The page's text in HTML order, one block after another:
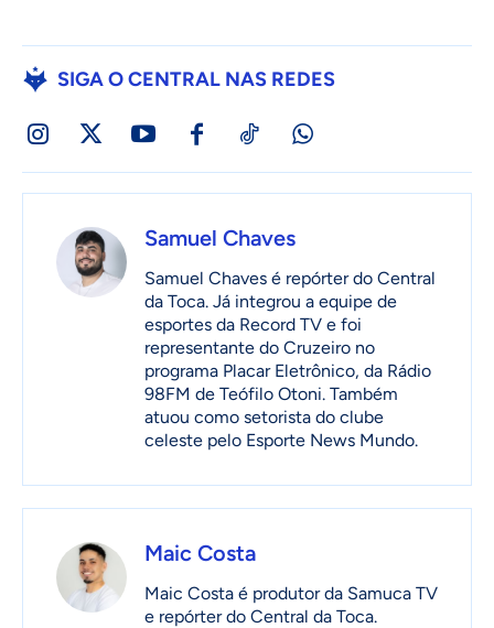
SIGA O CENTRAL NAS REDES
Samuel Chaves
Samuel Chaves é repórter do Central
da Toca. Já integrou a equipe de
esportes da Record TV e foi
representante do Cruzeiro no
programa Placar Eletrônico, da Rádio
98FM de Teófilo Otoni. Também
atuou como setorista do clube
celeste pelo Esporte News Mundo.
Maic Costa
Maic Costa é produtor da Samuca TV
e repórter do Central da Toca.